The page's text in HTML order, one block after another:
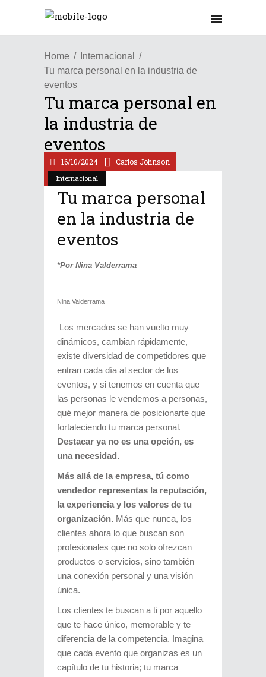
Home
Internacional
Tu marca personal en la industria de
eventos
Tu marca personal en
la industria de
eventos
Internacional
16/10/2024 Carlos Johnson
Tu marca personal
en la industria de
eventos
*Por Nina Valderrama
Nina Valderrama
Los mercados se han vuelto muy
dinámicos, cambian rápidamente,
existe diversidad de competidores que
entran cada día al sector de los
eventos, y si tenemos en cuenta que
las personas le vendemos a personas,
qué mejor manera de posicionarte que
fortaleciendo tu marca personal.
Destacar ya no es una opción, es
una necesidad.
Más allá de la empresa, tú como
vendedor representas la reputación,
la experiencia y los valores de tu
organización. Más que nunca, los
clientes ahora lo que buscan son
profesionales que no solo ofrezcan
productos o servicios, sino también
una conexión personal y una visión
única.
Los clientes te buscan a ti por aquello
que te hace único, memorable y te
diferencia de la competencia. Imagina
que cada evento que organizas es un
capítulo de tu historia; tu marca